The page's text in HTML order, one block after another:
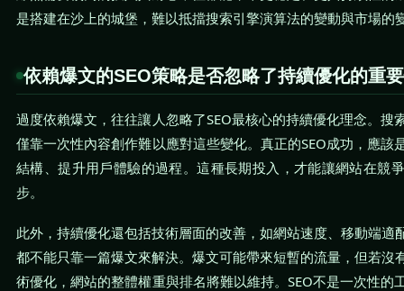
是搭建在沙上的城堡，難以抵擋搜索引擎演算法的變動與市場的
依賴爆文的SEO策略是否忽略了持續優化的重
過度依賴爆文，往往讓人忽略了SEO最核心的持續優化理念。搜
僅靠一次性內容創作難以應對這些變化。真正的SEO成功，應該
結構、提升用戶體驗的過程。這種長期投入，才能讓網站在競
步。
此外，持續優化還包括技術層面的改善，如網站速度、移動端適
都不能只靠一篇爆文來解決。爆文可能帶來短暫的流量，但若沒
術優化，網站的整體權重與排名將難以維持。SEO不是一次性的